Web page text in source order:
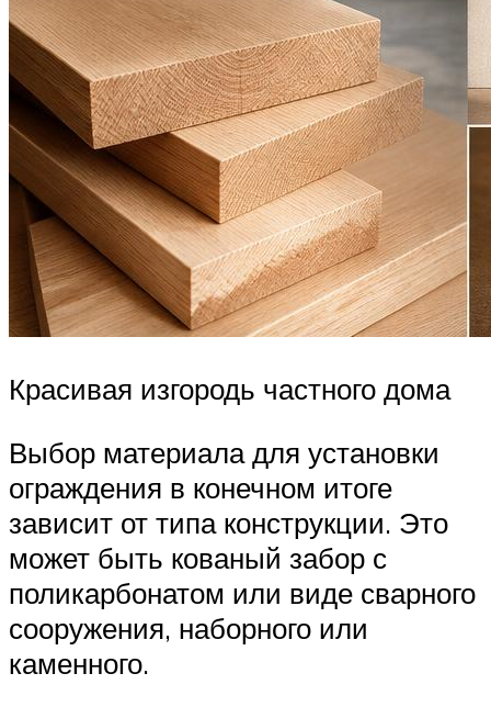
Красивая изгородь частного дома
Выбор материала для установки
ограждения в конечном итоге
зависит от типа конструкции. Это
может быть кованый забор с
поликарбонатом или виде сварного
сооружения, наборного или
каменного.